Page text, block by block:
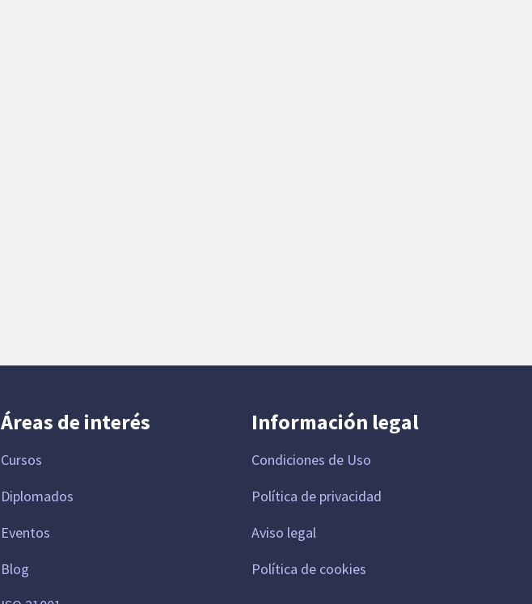
Áreas de interés
Cursos
Diplomados
Eventos
Blog
Información legal
Condiciones de Uso
Política de privacidad
Aviso legal
Política de cookies